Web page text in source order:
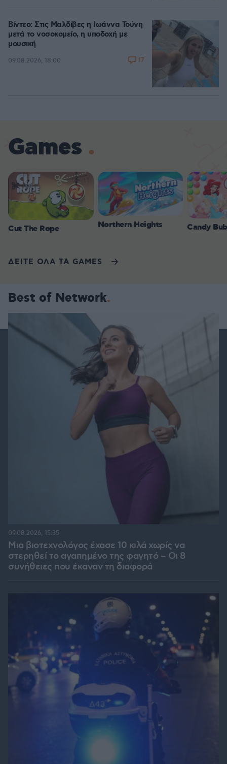
Βίντεο: Στις Μαλδίβες η Ιωάννα Τούνη
μετά το νοσοκομείο, η υποδοχή με
μουσική
09.08.2026, 18:00 17
Games
Cut The Rope Northern Heights Candy
ΔΕΙΤΕ ΟΛΑ ΤΑ GAMES
Best of Network
Μια βιοτεχνολόγος έχασε 10 κιλά χωρίς να
στερηθεί το αγαπημένο της φαγητό – Οι 8
συνήθειες που έκαναν τη διαφορά
09.08.2026, 15:35